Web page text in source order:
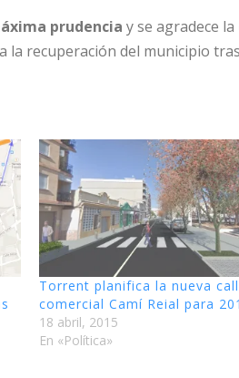
prudencia y se agradece la
la recuperación del municipio
Torrent planifica la nueva
comercial Camí Reial para
18 abril, 2015
En «Política»